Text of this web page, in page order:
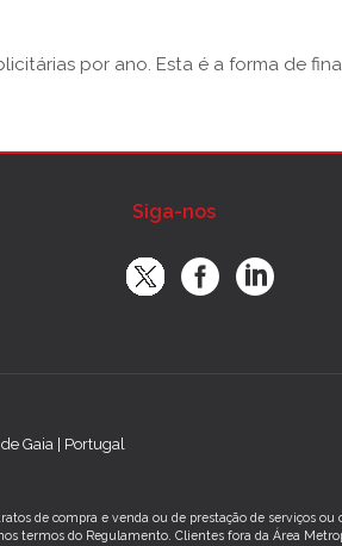
por ano. Esta é a forma de
Siga-nos
Gaia | Portugal
de compra e venda ou de prestação de serviços ou
termos do Regulamento. Clientes fora da Área